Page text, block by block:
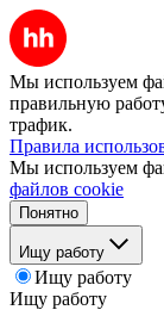
Мы используем
правильную
трафик.
Правила
Мы используем
файлов cookie
Понятно
Ищу работу
Ищу работу
Ищу работу